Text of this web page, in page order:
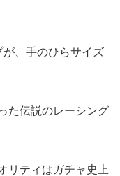
、手のひらサイズ
た伝説のレーシング
リティはガチャ史上